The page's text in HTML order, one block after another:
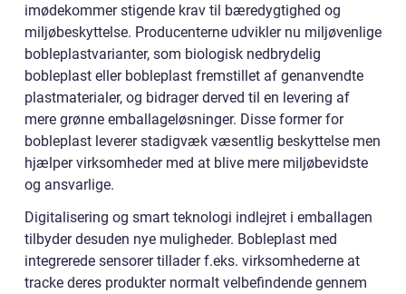
imødekommer stigende krav til bæredygtighed og
miljøbeskyttelse. Producenterne udvikler nu miljøvenlige
bobleplastvarianter, som biologisk nedbrydelig
bobleplast eller bobleplast fremstillet af genanvendte
plastmaterialer, og bidrager derved til en levering af
mere grønne emballageløsninger. Disse former for
bobleplast leverer stadigvæk væsentlig beskyttelse men
hjælper virksomheder med at blive mere miljøbevidste
og ansvarlige.
Digitalisering og smart teknologi indlejret i emballagen
tilbyder desuden nye muligheder. Bobleplast med
integrerede sensorer tillader f.eks. virksomhederne at
tracke deres produkter normalt velbefindende gennem